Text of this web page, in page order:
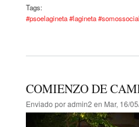
Tags:
#psoelagineta #lagineta
COMIENZO DE
Enviado poradmin2 en Mar, 16/